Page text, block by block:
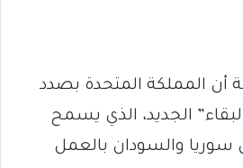
أن المملكة المتحدة بصدد
الجديد، الذي يسمح
سوريا والسودان بالعمل